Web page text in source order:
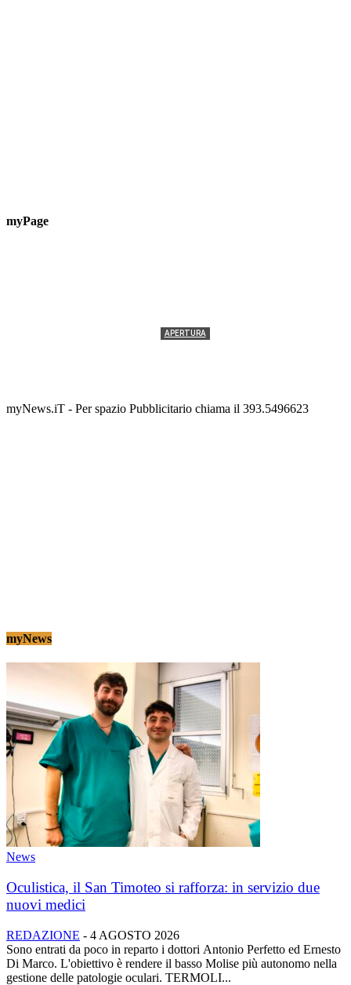
myPage
APERTURA
myNews.iT - Per spazio Pubblicitario chiama il 393.5496623
myNews
News
Oculistica, il San Timoteo si rafforza: in servizio due
nuovi medici
REDAZIONE - 4 AGOSTO 2026
Sono entrati da poco in reparto i dottori Antonio Perfetto ed Ernesto
Di Marco. L'obiettivo è rendere il basso Molise più autonomo nella
gestione delle patologie oculari. TERMOLI...